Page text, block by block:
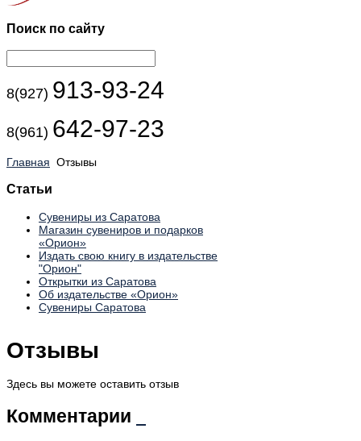
Поиск по сайту
8(927) 913-93-24
8(961) 642-97-23
Главная Отзывы
Статьи
Сувениры из Саратова
Магазин сувениров и подарков
«Орион»
Издать свою книгу в издательстве
"Орион"
Открытки из Саратова
Об издательстве «Орион»
Сувениры Саратова
Отзывы
Здесь вы можете оставить отзыв
Комментарии